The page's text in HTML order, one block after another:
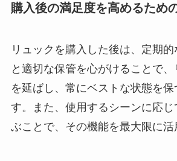
購入後の満足度を高めるため
リュックを購入した後は、定期
と適切な保管を心がけることで
を延ばし、常にベストな状態を
す。また、使用するシーンに応じ
ぶことで、その機能を最大限に活